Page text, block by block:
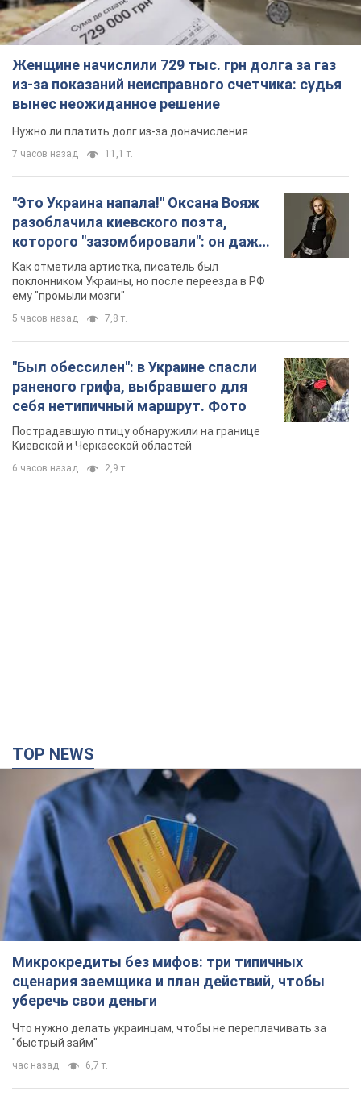
Женщине начислили 729 тыс. грн долга за газ
из-за показаний неисправного счетчика: судья
вынес неожиданное решение
Нужно ли платить долг из-за доначисления
7 часов назад 11,1 т.
"Это Украина напала!" Оксана Вояж
разоблачила киевского поэта,
которого "зазомбировали": он даже
русского не знал, а теперь хочет
геноцида украинцев
Как отметила артистка, писатель был
поклонником Украины, но после переезда в РФ
ему "промыли мозги"
5 часов назад 7,8 т.
"Был обессилен": в Украине спасли
раненого грифа, выбравшего для
себя нетипичный маршрут. Фото
Пострадавшую птицу обнаружили на границе
Киевской и Черкасской областей
6 часов назад 2,9 т.
TOP NEWS
Микрокредиты без мифов: три типичных
сценария заемщика и план действий, чтобы
уберечь свои деньги
Что нужно делать украинцам, чтобы не переплачивать за
"быстрый займ"
час назад 6,7 т.